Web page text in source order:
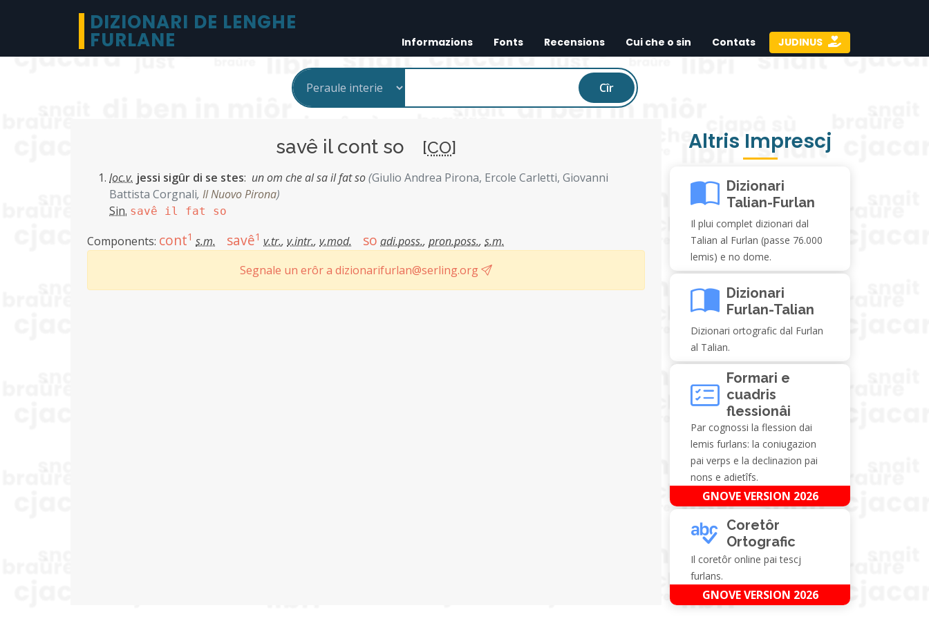
DIZIONARI DE LENGHE
FURLANE Informazions Fonts Recensions Cui che o sin Contats JUDINUS
Cîr
savê il cont so [CO]
loc.v. jessi sigûr di se stes: un om che al sa il fat so(Giulio Andrea Pirona, Ercole Carletti, Giovanni
Battista Corgnali, Il Nuovo Pirona)
Sin. savê il fat so
Components: cont1 s.m. savê1 v.tr., v.intr., v.mod. so adi.poss., pron.poss., s.m.
Segnale un erôr a dizionarifurlan@serling.org
Altris Imprescj
Dizionari
Talian-Furlan
Il plui complet dizionari dal
Talian al Furlan (passe 76.000
lemis) e no dome.
Dizionari
Furlan-Talian
Dizionari ortografic dal Furlan
al Talian.
Formari e
cuadris
flessionâi
Par cognossi la flession dai
lemis furlans: la coniugazion
pai verps e la declinazion pai
nons e adietîfs.
GNOVE VERSION 2026
Coretôr
Ortografic
Il coretôr online pai tescj
furlans.
GNOVE VERSION 2026